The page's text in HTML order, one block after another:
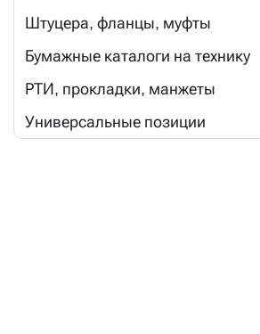
Штуцера, фланцы, муфты
Бумажные каталоги на технику
РТИ, прокладки, манжеты
Универсальные позиции